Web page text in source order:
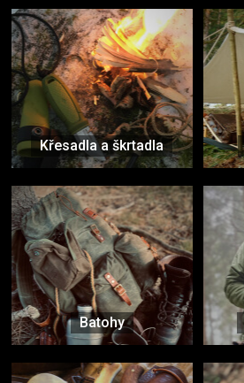
Křesadla a škrtadla
Batohy